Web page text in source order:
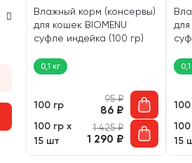
Влажный корм (консервы)
для кошек BIOMENU
суфле индейка (100 гр)
0,1 кг
100 гр
95₽
86 ₽
100 гр х
15 шт
1 425₽
1 290 ₽
15